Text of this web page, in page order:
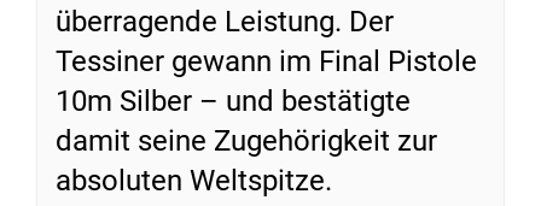
überragende Leistung. Der
Tessiner gewann im Final Pistole
10m Silber – und bestätigte
damit seine Zugehörigkeit zur
absoluten Weltspitze.